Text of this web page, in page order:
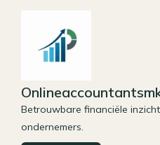
Betrouwbare financiële
ondernemers.